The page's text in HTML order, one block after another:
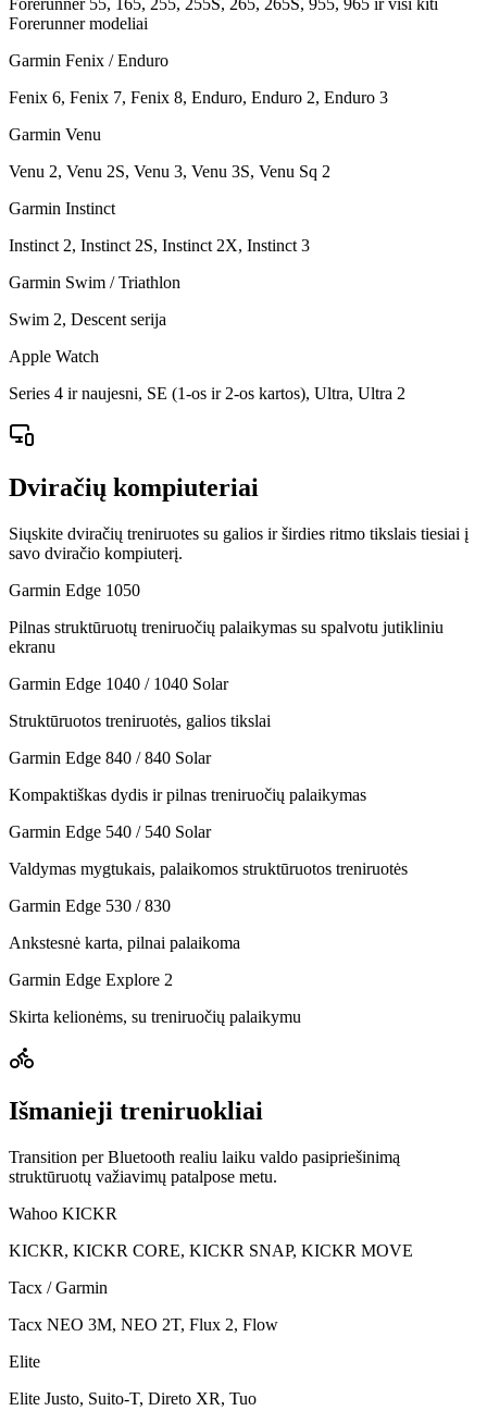
Forerunner 55, 165, 255, 255S, 265, 265S, 955, 965 ir visi kiti
Forerunner modeliai
Garmin Fenix / Enduro
Fenix 6, Fenix 7, Fenix 8, Enduro, Enduro 2, Enduro 3
Garmin Venu
Venu 2, Venu 2S, Venu 3, Venu 3S, Venu Sq 2
Garmin Instinct
Instinct 2, Instinct 2S, Instinct 2X, Instinct 3
Garmin Swim / Triathlon
Swim 2, Descent serija
Apple Watch
Series 4 ir naujesni, SE (1-os ir 2-os kartos), Ultra, Ultra 2
Dviračių kompiuteriai
Siųskite dviračių treniruotes su galios ir širdies ritmo tikslais tiesiai į
savo dviračio kompiuterį.
Garmin Edge 1050
Pilnas struktūruotų treniruočių palaikymas su spalvotu jutikliniu
ekranu
Garmin Edge 1040 / 1040 Solar
Struktūruotos treniruotės, galios tikslai
Garmin Edge 840 / 840 Solar
Kompaktiškas dydis ir pilnas treniruočių palaikymas
Garmin Edge 540 / 540 Solar
Valdymas mygtukais, palaikomos struktūruotos treniruotės
Garmin Edge 530 / 830
Ankstesnė karta, pilnai palaikoma
Garmin Edge Explore 2
Skirta kelionėms, su treniruočių palaikymu
Išmanieji treniruokliai
Transition per Bluetooth realiu laiku valdo pasipriešinimą
struktūruotų važiavimų patalpose metu.
Wahoo KICKR
KICKR, KICKR CORE, KICKR SNAP, KICKR MOVE
Tacx / Garmin
Tacx NEO 3M, NEO 2T, Flux 2, Flow
Elite
Elite Justo, Suito-T, Direto XR, Tuo